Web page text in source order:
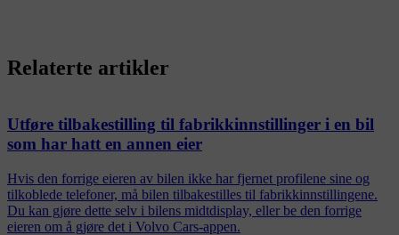
Relaterte artikler
Utføre tilbakestilling til fabrikkinnstillinger i en bil
som har hatt en annen eier
Hvis den forrige eieren av bilen ikke har fjernet profilene sine og
tilkoblede telefoner, må bilen tilbakestilles til fabrikkinnstillingene.
Du kan gjøre dette selv i bilens midtdisplay, eller be den forrige
eieren om å gjøre det i Volvo Cars-appen.